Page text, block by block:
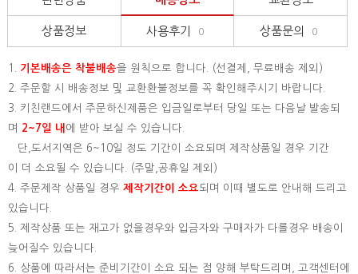
상품정보 사용후기 0 상품문의 0
1. 기본배송은 착불배송을 원칙으로 합니다. (선결제, 무료배송 제외)
2. 주문할 시 배송정보 및 교환환불정보를 꼭 확인해주시기 바랍니다.
3. 키친랜드에서 주문하신제품은 입금일로부터 당일 또는 다음날 발송되
며
2~7일 내 에 받아 보실 수 있습니다.
단,도서지역은 6~10일 정도 기간이 소요되며 제작상품일 경우 기간
이 더 소요될 수 있습니다. (주말,공휴일 제외)
4. 주문제작 상품일 경우 제작기간이 소요되며 이때 별도로 안내해 드리고
있습니다.
5. 제작상품 또는 재고가 없을경우와 입금자와 구매자가 다를경우 배송이
늦어질수 있습니다.
6. 상품에 따라서는 준비기간이 소요 되는 점 양해 부탁드리며, 고객센터에